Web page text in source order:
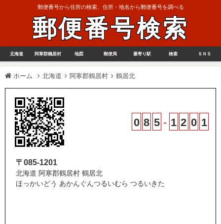
郵便番号から住所の検索、住所・地名から郵便番号を調べる
郵便番号検索
北海道 阿寒郡鶴居村 地図 郵便局 最寄り駅 検索 ＳＮＳ
ホーム 北海道 阿寒郡鶴居村 鶴居北
0 8 5 - 1 2 0 1
〒085-1201
北海道 阿寒郡鶴居村 鶴居北
ほっかいどう あかんぐんつるいむら つるいきた